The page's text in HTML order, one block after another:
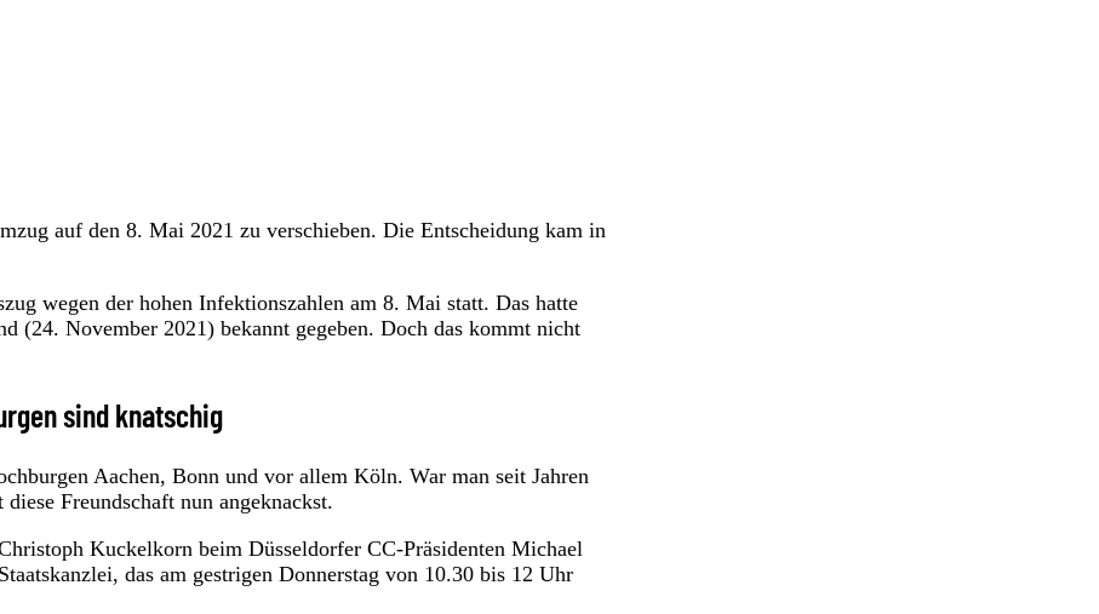
auf den 8. Mai 2021 zu verschieben. Die Entscheidung kam in
wegen der hohen Infektionszahlen am 8. Mai statt. Das hatte
(24. November 2021) bekannt gegeben. Doch das kommt nicht
sind knatschig
Aachen, Bonn und vor allem Köln. War man seit Jahren
Freundschaft nun angeknackst.
Kuckelkorn beim Düsseldorfer CC-Präsidenten Michael
das am gestrigen Donnerstag von 10.30 bis 12 Uhr